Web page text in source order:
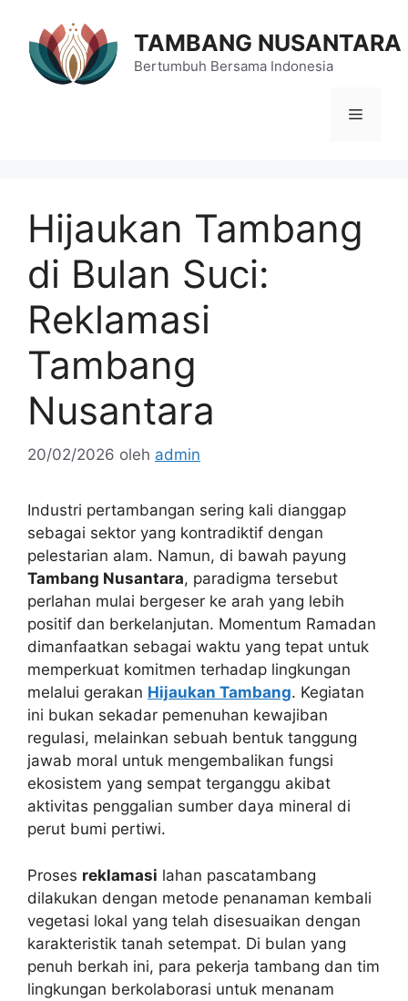
TAMBANG NUSANTARA
Bertumbuh Bersama Indonesia
Menu
Hijaukan Tambang
di Bulan Suci:
Reklamasi
Tambang
Nusantara
20/02/2026 oleh admin
Industri pertambangan sering kali dianggap
sebagai sektor yang kontradiktif dengan
pelestarian alam. Namun, di bawah payung
Tambang Nusantara, paradigma tersebut
perlahan mulai bergeser ke arah yang lebih
positif dan berkelanjutan. Momentum Ramadan
dimanfaatkan sebagai waktu yang tepat untuk
memperkuat komitmen terhadap lingkungan
melalui gerakan Hijaukan Tambang. Kegiatan
ini bukan sekadar pemenuhan kewajiban
regulasi, melainkan sebuah bentuk tanggung
jawab moral untuk mengembalikan fungsi
ekosistem yang sempat terganggu akibat
aktivitas penggalian sumber daya mineral di
perut bumi pertiwi.
Proses reklamasi lahan pascatambang
dilakukan dengan metode penanaman kembali
vegetasi lokal yang telah disesuaikan dengan
karakteristik tanah setempat. Di bulan yang
penuh berkah ini, para pekerja tambang dan tim
lingkungan berkolaborasi untuk menanam